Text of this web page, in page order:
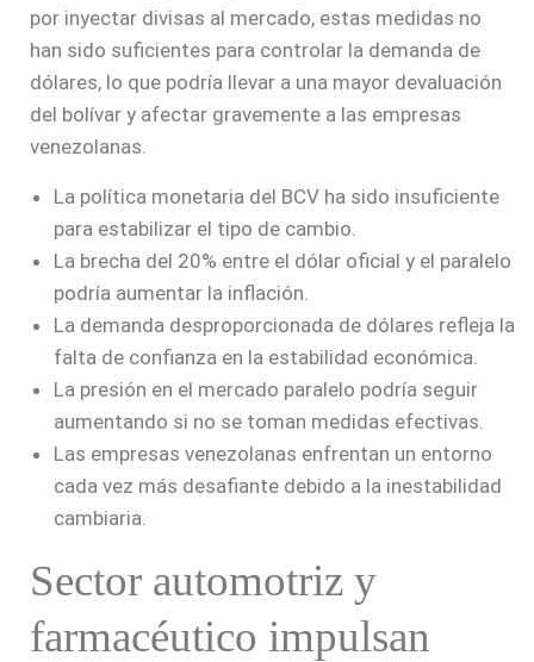
por inyectar divisas al mercado, estas medidas no
han sido suficientes para controlar la demanda de
dólares, lo que podría llevar a una mayor devaluación
del bolívar y afectar gravemente a las empresas
venezolanas.
La política monetaria del BCV ha sido insuficiente
para estabilizar el tipo de cambio.
La brecha del 20% entre el dólar oficial y el paralelo
podría aumentar la inflación.
La demanda desproporcionada de dólares refleja la
falta de confianza en la estabilidad económica.
La presión en el mercado paralelo podría seguir
aumentando si no se toman medidas efectivas.
Las empresas venezolanas enfrentan un entorno
cada vez más desafiante debido a la inestabilidad
cambiaria.
Sector automotriz y
farmacéutico impulsan